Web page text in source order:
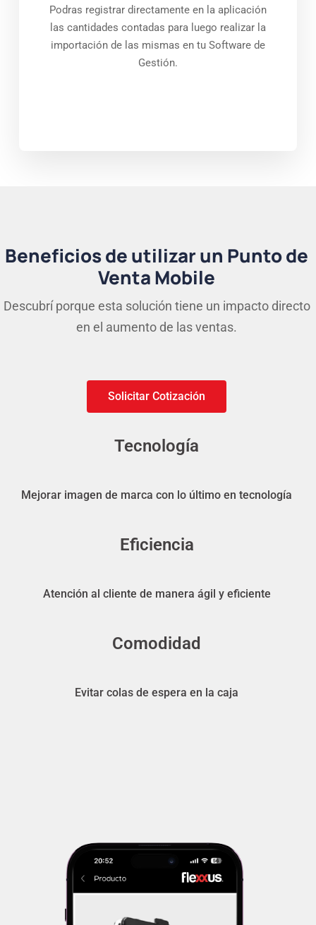
Podras registrar directamente en la aplicación
las cantidades contadas para luego realizar la
importación de las mismas en tu Software de
Gestión.
Beneficios de utilizar un Punto de
Venta Mobile
Descubrí porque esta solución tiene un impacto directo
en el aumento de las ventas.
Solicitar Cotización
Tecnología
Mejorar imagen de marca con lo último en tecnología
Eficiencia
Atención al cliente de manera ágil y eficiente
Comodidad
Evitar colas de espera en la caja